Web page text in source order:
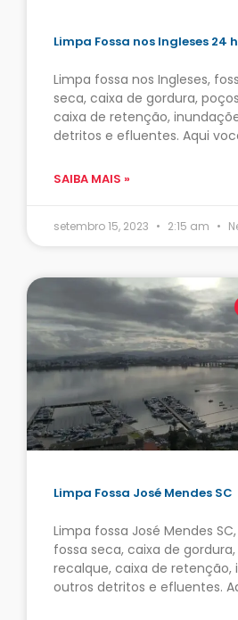
Limpa Fossa nos Ingleses 24
Limpa fossa nos Ingleses,
seca, caixa de gordura,
caixa de retenção,
detritos e efluentes. Aqui
SAIBA MAIS »
setembro 15, 2023 2:15 am
Limpa Fossa José Mendes SC
Limpa fossa José Mendes
fossa seca, caixa de
recalque, caixa de retenção,
outros detritos e efluentes.